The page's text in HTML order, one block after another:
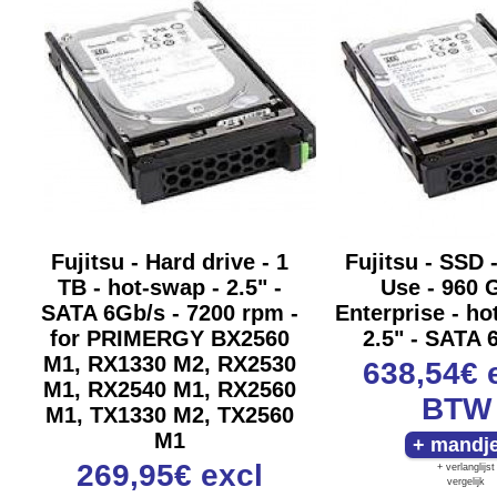
Fujitsu - Hard drive - 1
TB - hot-swap - 2.5" -
SATA 6Gb/s - 7200 rpm -
for PRIMERGY BX2560
M1, RX1330 M2, RX2530
M1, RX2540 M1, RX2560
M1, TX1330 M2, TX2560
M1
269,95€ excl
Fujitsu - SSD
Use - 960
Enterprise -
2.5" - SATA
638,54€
BTW
+ verlanglijst
vergelijk